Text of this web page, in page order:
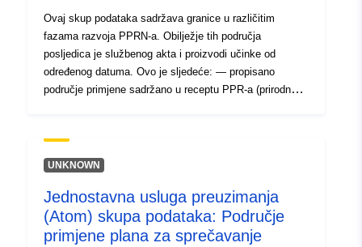
Ovaj skup podataka sadržava granice u različitim
fazama razvoja PPRN-a. Obilježje tih područja
posljedica je službenog akta i proizvodi učinke od
određenog datuma. Ovo je sljedeće: — propisano
područje primjene sadržano u receptu PPR-a (prirodnog
om. To odobreno područje je smanjenje korisnosti (PM1
za PPRN-ove i PM3 za PPRT-ove); — opseg ispitivanja
UNKNOWN
Jednostavna usluga preuzimanja
(Atom) skupa podataka: Područje
primjene plana za sprečavanje